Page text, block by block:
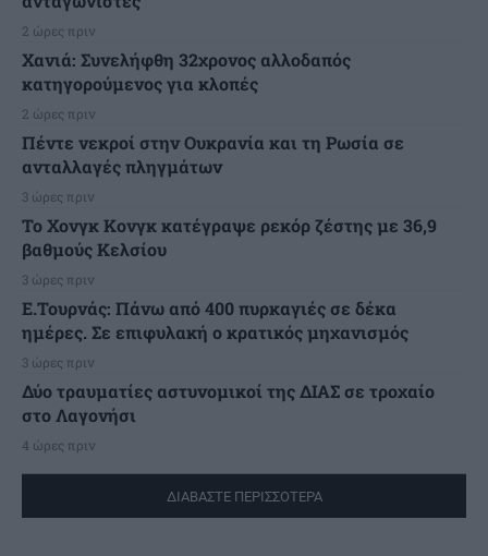
2 ώρες πριν
Χανιά: Συνελήφθη 32χρονος αλλοδαπός
κατηγορούμενος για κλοπές
2 ώρες πριν
Πέντε νεκροί στην Ουκρανία και τη Ρωσία σε
ανταλλαγές πληγμάτων
3 ώρες πριν
Το Χονγκ Κονγκ κατέγραψε ρεκόρ ζέστης με 36,9
βαθμούς Κελσίου
3 ώρες πριν
Ε.Τουρνάς: Πάνω από 400 πυρκαγιές σε δέκα
ημέρες. Σε επιφυλακή ο κρατικός μηχανισμός
3 ώρες πριν
Δύο τραυματίες αστυνομικοί της ΔΙΑΣ σε τροχαίο
στο Λαγονήσι
4 ώρες πριν
ΔΙΑΒΑΣΤΕ ΠΕΡΙΣΣΟΤΕΡΑ